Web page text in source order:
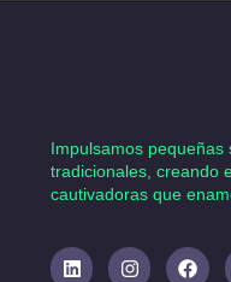
Impulsamos pequeñas
tradicionales, creando
cautivadoras que